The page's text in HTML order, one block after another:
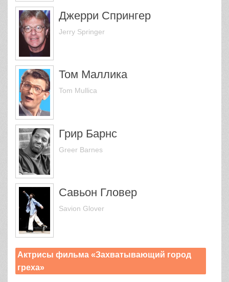
Джерри Спрингер
Jerry Springer
Том Маллика
Tom Mullica
Грир Барнс
Greer Barnes
Савьон Гловер
Savion Glover
Актрисы фильма «Захватывающий город
греха»